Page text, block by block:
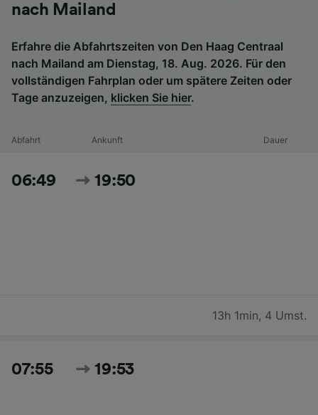
nach Mailand
Erfahre die Abfahrtszeiten von Den Haag Centraal
nach Mailand am Dienstag, 18. Aug. 2026. Für den
vollständigen Fahrplan oder um spätere Zeiten oder
Tage anzuzeigen, klicken Sie hier.
Abfahrt Ankunft Dauer
06:49 19:50
13h 1min, 4 Umst.
07:55 19:53